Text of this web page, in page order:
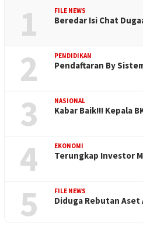
1 FILE NEWS
Beredar Isi Chat
2 PENDIDIKAN
Pendaftaran By
3 NASIONAL
Kabar Baik!!! Kepala
4 EKONOMI
Terungkap Investor
5 FILE NEWS
Diduga Rebutan